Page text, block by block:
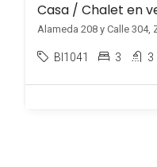
Alameda 208 y Calle 304,
BI1041 3 3